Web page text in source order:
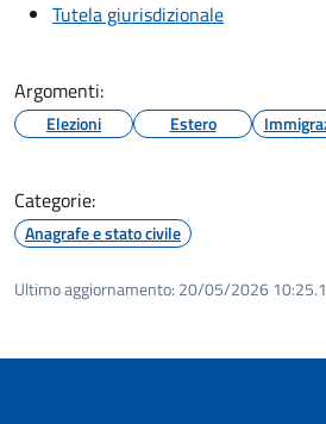
Tutela giurisdizionale
Argomenti:
Elezioni Estero
Categorie:
Anagrafe e stato civile
Ultimo aggiornamento: 20/05/2026